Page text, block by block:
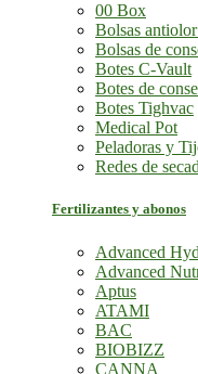
00 Box
Bolsas
Bolsas de
Botes C-Vault
Botes de
Botes Tighvac
Medical Pot
Peladoras y
Redes de
Fertilizantes y abonos
Advanced
Advanced
Aptus
ATAMI
BAC
BIOBIZZ
CANNA